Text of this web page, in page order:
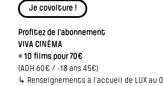
Je covoiture !
Profitez de l'abonnement
VIVA CINÉMA
= 10 films pour 70€
(ADH 60€ / -18 ans 45€)
↳ Renseignements à l'accueil de LUX au